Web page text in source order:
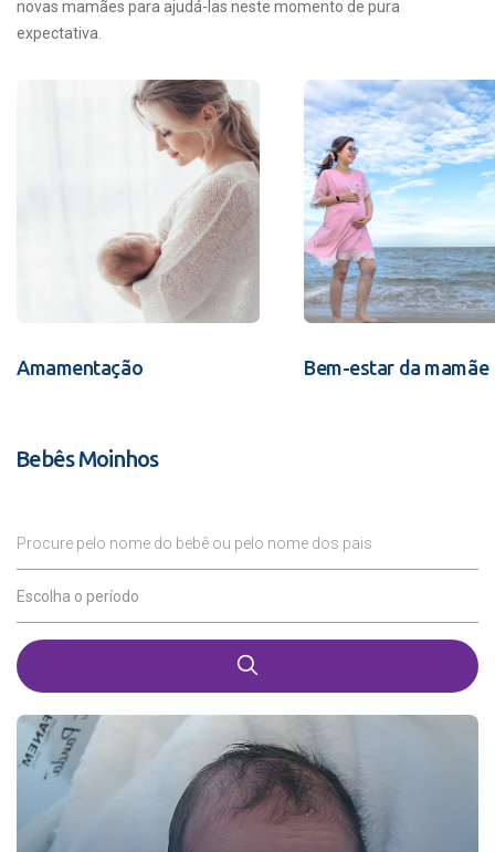
novas mamães para ajudá-las neste momento de pura
expectativa.
Amamentação Bem-estar da mamãe
Bebês Moinhos
Procure pelo nome do bebê ou pelo nome dos pais
Escolha o período